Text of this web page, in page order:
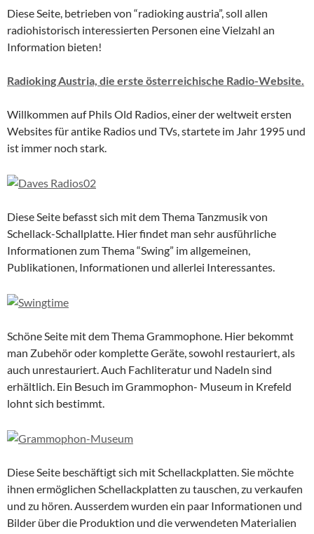
Diese Seite, betrieben von “radioking austria”, soll allen
radiohistorisch interessierten Personen eine Vielzahl an
Information bieten!
Radioking Austria, die erste österreichische Radio-Website.
Willkommen auf Phils Old Radios, einer der weltweit ersten
Websites für antike Radios und TVs, startete im Jahr 1995 und
ist immer noch stark.
Diese Seite befasst sich mit dem Thema Tanzmusik von
Schellack-Schallplatte. Hier findet man sehr ausführliche
Informationen zum Thema “Swing” im allgemeinen,
Publikationen, Informationen und allerlei Interessantes.
Schöne Seite mit dem Thema Grammophone. Hier bekommt
man Zubehör oder komplette Geräte, sowohl restauriert, als
auch unrestauriert. Auch Fachliteratur und Nadeln sind
erhältlich. Ein Besuch im Grammophon- Museum in Krefeld
lohnt sich bestimmt.
Diese Seite beschäftigt sich mit Schellackplatten. Sie möchte
ihnen ermöglichen Schellackplatten zu tauschen, zu verkaufen
und zu hören. Ausserdem wurden ein paar Informationen und
Bilder über die Produktion und die verwendeten Materialien